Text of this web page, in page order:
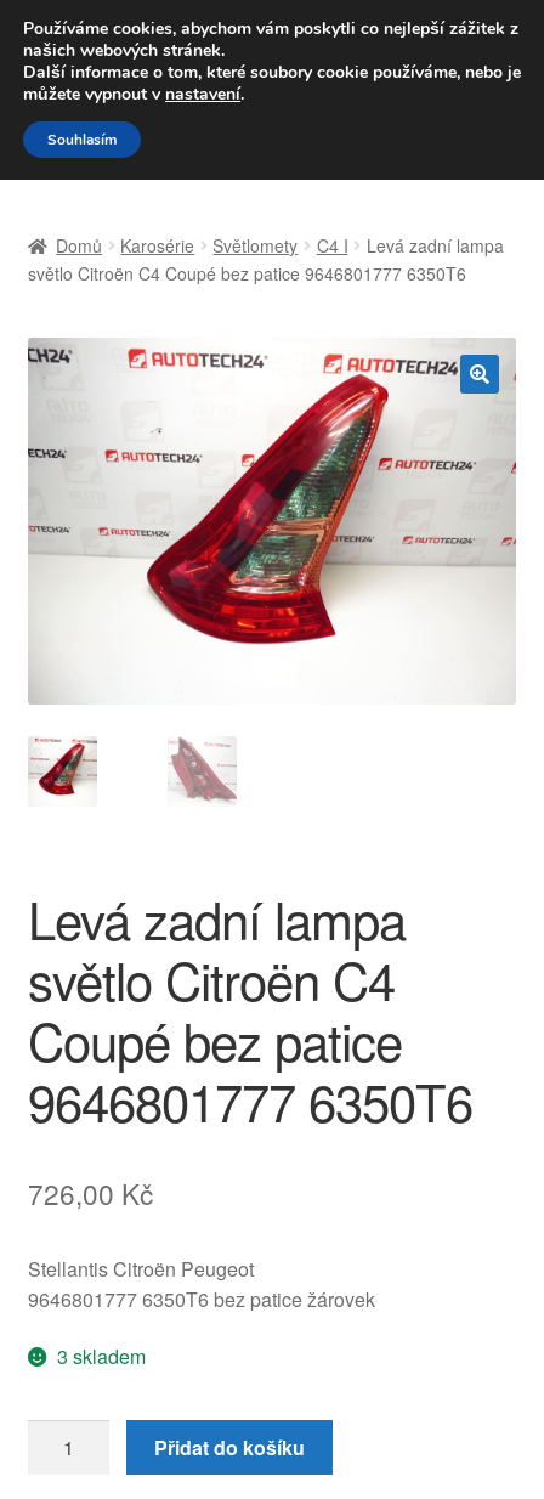
DOPRAVA od 139,-Kč
Volejte po-pá 9-16 704 494 494
Přeskočit
na
navigaci
Přejít
k
obsahu
Celosvětová doprava
Košík
Můj účet
Platby
Reklamace
Reklamační řád
Vrakoviště Citroën
Domů Karosérie Světlomety C4 I
Levá zadní lampa
světlo Citroën C4 Coupé bez patice 9646801777 6350T6
Levá zadní lampa
světlo Citroën C4
Coupé bez patice
9646801777 6350T6
726,00 Kč
Stellantis Citroën Peugeot
9646801777 6350T6 bez patice žárovek
3 skladem
zadní
Přidat do košíku
Používáme cookies, abychom vám poskytli co nejlepší zážitek z
našich webových stránek.
Další informace o tom, které soubory cookie používáme, nebo je
můžete vypnout v nastavení.
Souhlasím